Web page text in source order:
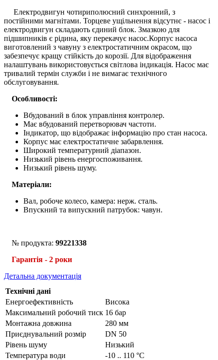
Електродвигун чотириполюсний синхронний, з
постійними магнітами. Торцеве ущільнення відсутнє - насос і
електродвигун складають єдиний блок. Змазкою для
підшипників є рідина, яку перекачує насос.Корпус насоса
виготовлений з чавуну з електростатичним окрасом, що
забезпечує кращу стійкість до корозії. Для відображення
налаштувань використовується світлова індикація. Насос має
тривалий термін служби і не вимагає технічного
обслуговування.
Особливості:
Вбудований в блок управління контролер.
Має вбудований перетворювач частоти.
Індикатор, що відображає інформацію про стан насоса.
Корпус має електростатичне забарвлення.
Широкий температурний діапазон.
Низький рівень енергоспоживання.
Низький рівень шуму.
Матеріали:
Вал, робоче колесо, камера: нерж. сталь.
Впускний та випускний патрубок: чавун.
№ продукта: 99221338
Гарантія - 2 роки
Детальна документація
Технічні дані
Енергоефективність
Висока
Максимальний робочий тиск 16 бар
Монтажна довжина
280 мм
Приєднувальний розмір
DN 50
Рівень шуму
Низький
Температура води
-10 .. 110 °C